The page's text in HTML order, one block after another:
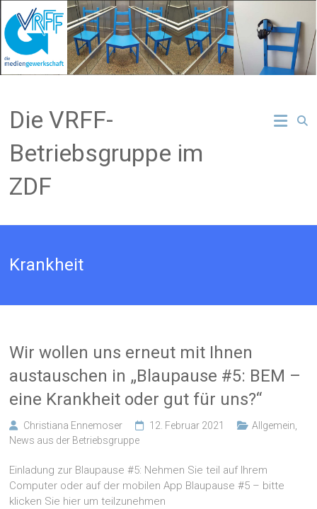
Inhalt
springen
Die VRFF-
Betriebsgruppe im
ZDF
Krankheit
Wir wollen uns erneut mit Ihnen
austauschen in „Blaupause #5: BEM –
eine Krankheit oder gut für uns?“
Christiana Ennemoser 12. Februar 2021 Allgemein
News aus der Betriebsgruppe
Einladung zur Blaupause #5: Nehmen Sie teil auf Ihrem
Computer oder auf der mobilen App Blaupause #5 – bitte
klicken Sie hier um teilzunehmen